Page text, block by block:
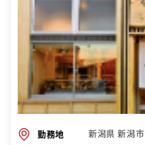
勤務地 新潟県 新潟